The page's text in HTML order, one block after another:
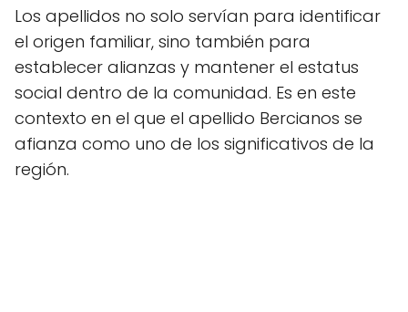
Los apellidos no solo servían para identificar
el origen familiar, sino también para
establecer alianzas y mantener el estatus
social dentro de la comunidad. Es en este
contexto en el que el apellido Bercianos se
afianza como uno de los significativos de la
región.